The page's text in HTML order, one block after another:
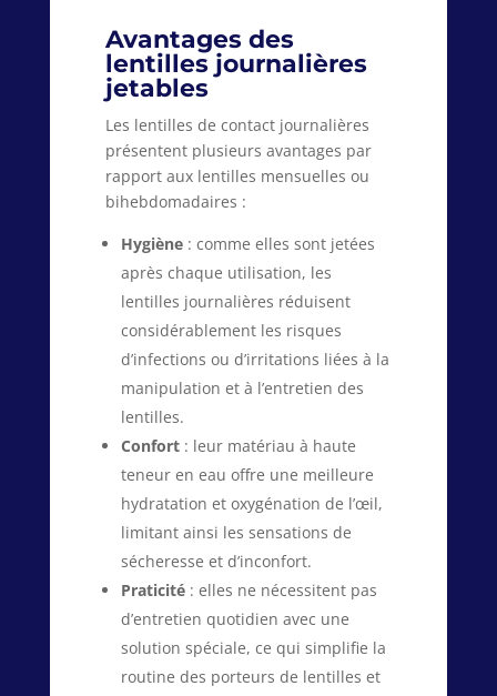
Avantages des
lentilles journalières
jetables
Les lentilles de contact journalières
présentent plusieurs avantages par
rapport aux lentilles mensuelles ou
bihebdomadaires :
Hygiène: comme elles sont jetées
après chaque utilisation, les
lentilles journalières réduisent
considérablement les risques
d’infections ou d’irritations liées à la
manipulation et à l’entretien des
lentilles.
Confort: leur matériau à haute
teneur en eau offre une meilleure
hydratation et oxygénation de l’œil,
limitant ainsi les sensations de
sécheresse et d’inconfort.
Praticité: elles ne nécessitent pas
d’entretien quotidien avec une
solution spéciale, ce qui simplifie la
routine des porteurs de lentilles et